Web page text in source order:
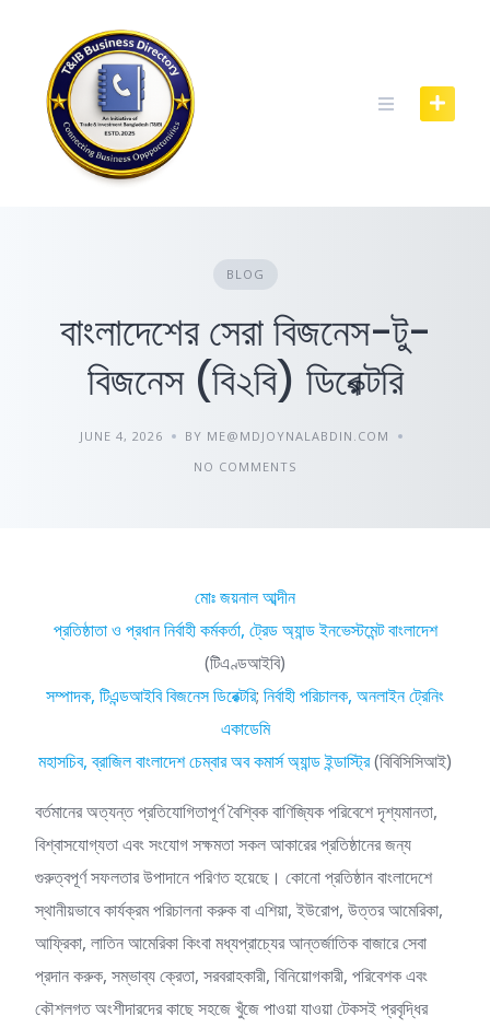
content
BLOG
বাংলাদেশের সেরা বিজনেস-টু-
বিজনেস (বি২বি) ডিরেক্টরি
JUNE 4, 2026
BY ME@MDJOYNALABDIN.COM
NO COMMENTS
মোঃ জয়নাল আব্দীন
প্রতিষ্ঠাতা ও প্রধান নির্বাহী কর্মকর্তা, ট্রেড অ্যান্ড ইনভেস্টমেন্ট বাংলাদেশ
(টিএণ্ডআইবি)
সম্পাদক, টিএন্ডআইবি বিজনেস ডিরেক্টরি; নির্বাহী পরিচালক, অনলাইন ট্রেনিং
একাডেমি
মহাসচিব, ব্রাজিল বাংলাদেশ চেম্বার অব কমার্স অ্যান্ড ইন্ডাস্ট্রি(বিবিসিসিআই)
বর্তমানের অত্যন্ত প্রতিযোগিতাপূর্ণ বৈশ্বিক বাণিজ্যিক পরিবেশে দৃশ্যমানতা,
বিশ্বাসযোগ্যতা এবং সংযোগ সক্ষমতা সকল আকারের প্রতিষ্ঠানের জন্য
গুরুত্বপূর্ণ সফলতার উপাদানে পরিণত হয়েছে। কোনো প্রতিষ্ঠান বাংলাদেশে
স্থানীয়ভাবে কার্যক্রম পরিচালনা করুক বা এশিয়া, ইউরোপ, উত্তর আমেরিকা,
আফ্রিকা, লাতিন আমেরিকা কিংবা মধ্যপ্রাচ্যের আন্তর্জাতিক বাজারে সেবা
প্রদান করুক, সম্ভাব্য ক্রেতা, সরবরাহকারী, বিনিয়োগকারী, পরিবেশক এবং
কৌশলগত অংশীদারদের কাছে সহজে খুঁজে পাওয়া যাওয়া টেকসই প্রবৃদ্ধির